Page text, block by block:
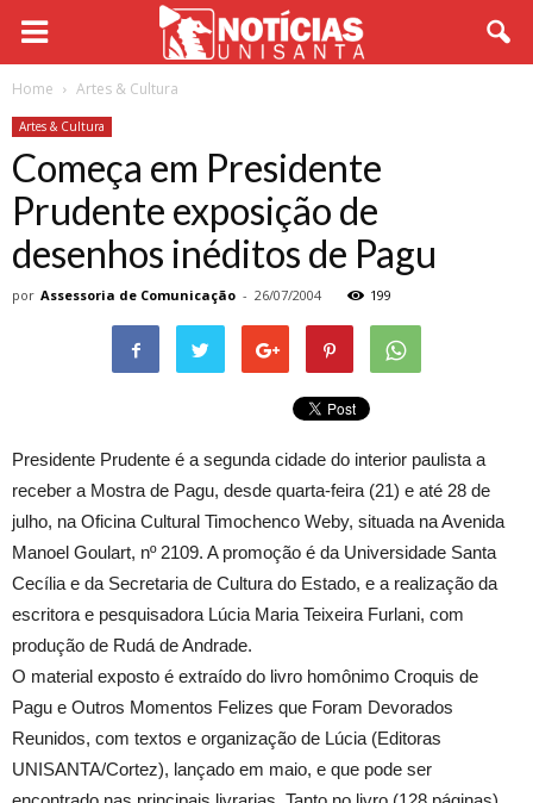
Home Artes & Cultura
Artes & Cultura
Começa em Presidente
Prudente exposição de
desenhos inéditos de Pagu
por Assessoria de Comunicação - 26/07/2004 199
Presidente Prudente é a segunda cidade do interior paulista a
receber a Mostra de Pagu, desde quarta-feira (21) e até 28 de
julho, na Oficina Cultural Timochenco Weby, situada na Avenida
Manoel Goulart, nº 2109. A promoção é da Universidade Santa
Cecília e da Secretaria de Cultura do Estado, e a realização da
escritora e pesquisadora Lúcia Maria Teixeira Furlani, com
produção de Rudá de Andrade.
O material exposto é extraído do livro homônimo Croquis de
Pagu e Outros Momentos Felizes que Foram Devorados
Reunidos, com textos e organização de Lúcia (Editoras
UNISANTA/Cortez), lançado em maio, e que pode ser